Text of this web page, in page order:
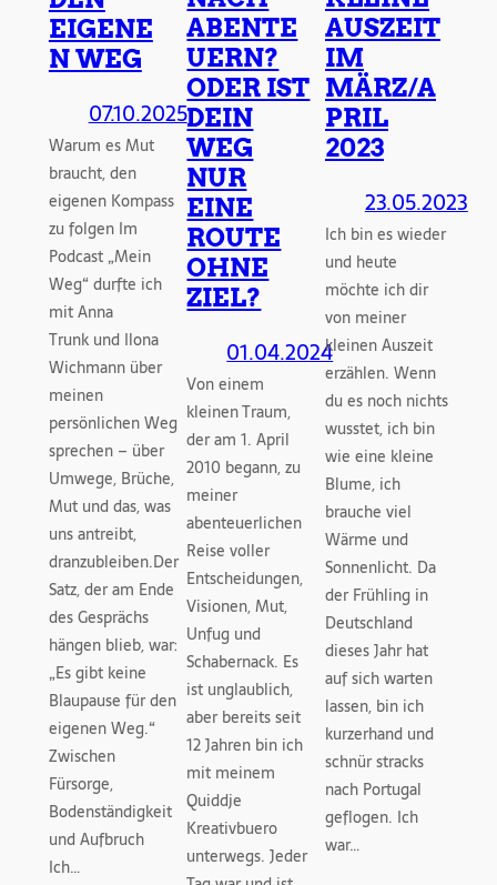
EIGENE
N WEG
07.10.2025
Warum es Mut
braucht, den
eigenen Kompass
zu folgen Im
Podcast „Mein
Weg“ durfte ich
mit Anna
Trunk und Ilona
Wichmann über
meinen
persönlichen Weg
sprechen – über
Umwege, Brüche,
Mut und das, was
uns antreibt,
dranzubleiben.Der
Satz, der am Ende
des Gesprächs
hängen blieb, war:
„Es gibt keine
Blaupause für den
eigenen Weg.“
Zwischen
Fürsorge,
Bodenständigkeit
und Aufbruch
Ich…
ABENTE
UERN?
ODER IST
DEIN
WEG
NUR
EINE
ROUTE
OHNE
ZIEL?
01.04.2024
Von einem
kleinen Traum,
der am 1. April
2010 begann, zu
meiner
abenteuerlichen
Reise voller
Entscheidungen,
Visionen, Mut,
Unfug und
Schabernack. Es
ist unglaublich,
aber bereits seit
12 Jahren bin ich
mit meinem
Quiddje
Kreativbuero
unterwegs. Jeder
AUSZEIT
IM
MÄRZ/A
PRIL
2023
23.05.2023
Ich bin es wieder
und heute
möchte ich dir
von meiner
kleinen Auszeit
erzählen. Wenn
du es noch nichts
wusstet, ich bin
wie eine kleine
Blume, ich
brauche viel
Wärme und
Sonnenlicht. Da
der Frühling in
Deutschland
dieses Jahr hat
auf sich warten
lassen, bin ich
kurzerhand und
schnür stracks
nach Portugal
geflogen. Ich
war…